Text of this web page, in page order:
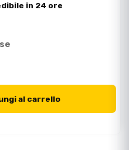
in 24 ore
al carrello